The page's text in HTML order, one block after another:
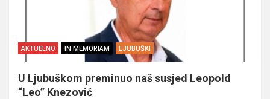
AKTUELNO IN MEMORIAM LJUBUŠKI
U Ljubuškom preminuo naš susjed Leopold
“Leo” Knezović